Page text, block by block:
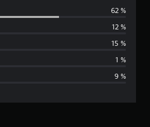
y
e
n
n
d
62 %
12 %
15 %
1 %
9 %